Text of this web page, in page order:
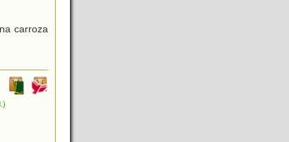
carroza